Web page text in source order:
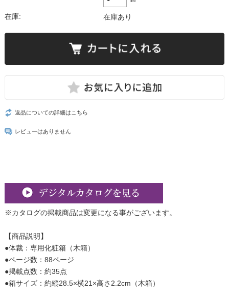
在庫: 在庫あり
返品についての詳細はこちら
レビューはありません
※カタログの掲載商品は変更になる事がございます。
【商品説明】
●体裁：専用化粧箱（木箱）
●ページ数：88ページ
●掲載点数：約35点
●箱サイズ：約縦28.5×横21×高さ2.2cm（木箱）